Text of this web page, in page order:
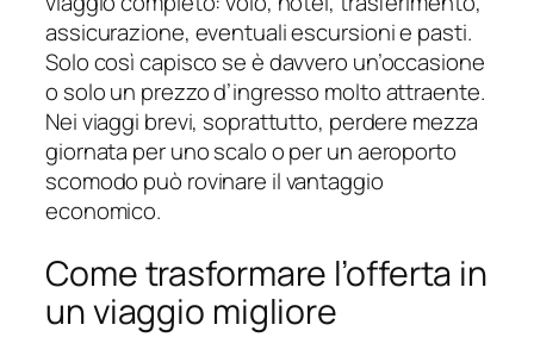
assicurazione, eventuali escursioni e pasti.
Solo così capisco se è davvero un’occasione
o solo un prezzo d’ingresso molto attraente.
Nei viaggi brevi, soprattutto, perdere mezza
giornata per uno scalo o per un aeroporto
scomodo può rovinare il vantaggio
economico.
Come trasformare l’offerta in
un viaggio migliore